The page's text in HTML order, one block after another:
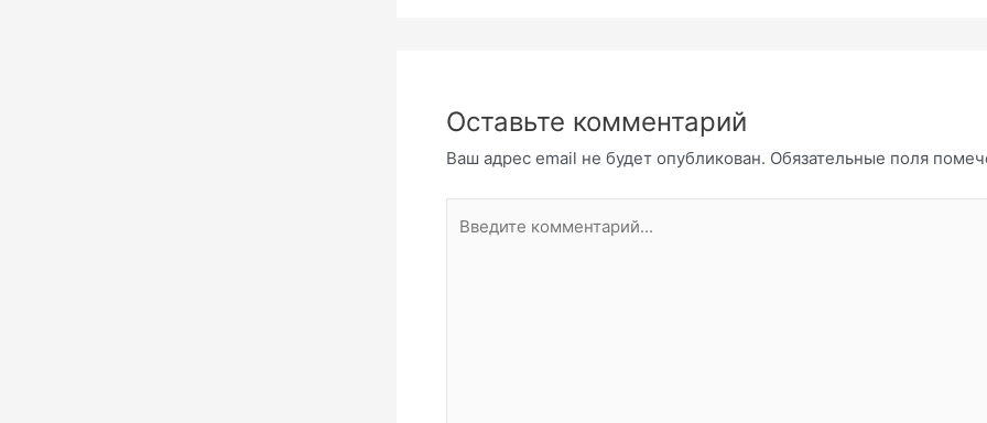
Оставьте комментарий
Ваш адрес email не будет опубликован. Обязательные поля
комментарий...